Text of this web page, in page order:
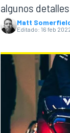
algunos
Matt
Editado: 16 feb